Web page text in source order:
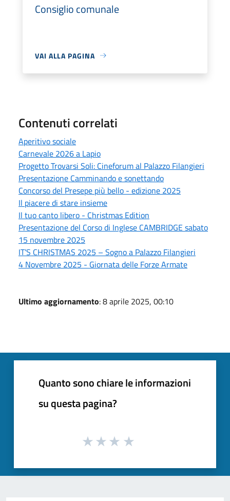
Consiglio comunale
VAI ALLA PAGINA
Contenuti correlati
Aperitivo sociale
Carnevale 2026 a Lapio
Progetto Trovarsi Soli: Cineforum al Palazzo Filangieri
Presentazione Camminando e sonettando
Concorso del Presepe più bello - edizione 2025
Il piacere di stare insieme
Il tuo canto libero - Christmas Edition
Presentazione del Corso di Inglese CAMBRIDGE sabato
15 novembre 2025
IT’S CHRISTMAS 2025 – Sogno a Palazzo Filangieri
4 Novembre 2025 - Giornata delle Forze Armate
Ultimo aggiornamento: 8 aprile 2025, 00:10
Quanto sono chiare le informazioni
su questa pagina?